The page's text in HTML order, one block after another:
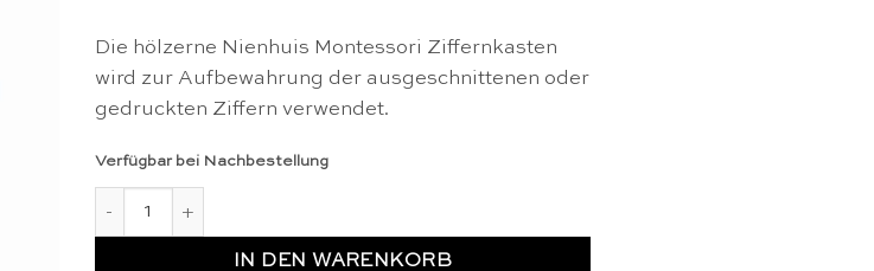
Die hölzerne Nienhuis Montessori Ziffernkasten
wird zur Aufbewahrung der ausgeschnittenen oder
gedruckten Ziffern verwendet.
Verfügbar bei Nachbestellung
IN DEN WARENKORB